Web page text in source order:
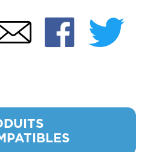
Email